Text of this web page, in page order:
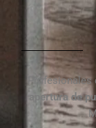
Profesionales
apertura de